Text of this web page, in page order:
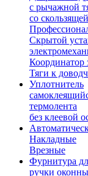
с рычажной
со
Скрытой
Координатор
Тяги к
Уплотнитель
термолента
без клеевой
Накладные
Врезные
Фурнитура
ручки